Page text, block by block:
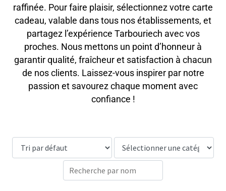
raffinée. Pour faire plaisir, sélectionnez votre carte
cadeau, valable dans tous nos établissements, et
partagez l’expérience Tarbouriech avec vos
proches. Nous mettons un point d’honneur à
garantir qualité, fraîcheur et satisfaction à chacun
de nos clients. Laissez-vous inspirer par notre
passion et savourez chaque moment avec
confiance !